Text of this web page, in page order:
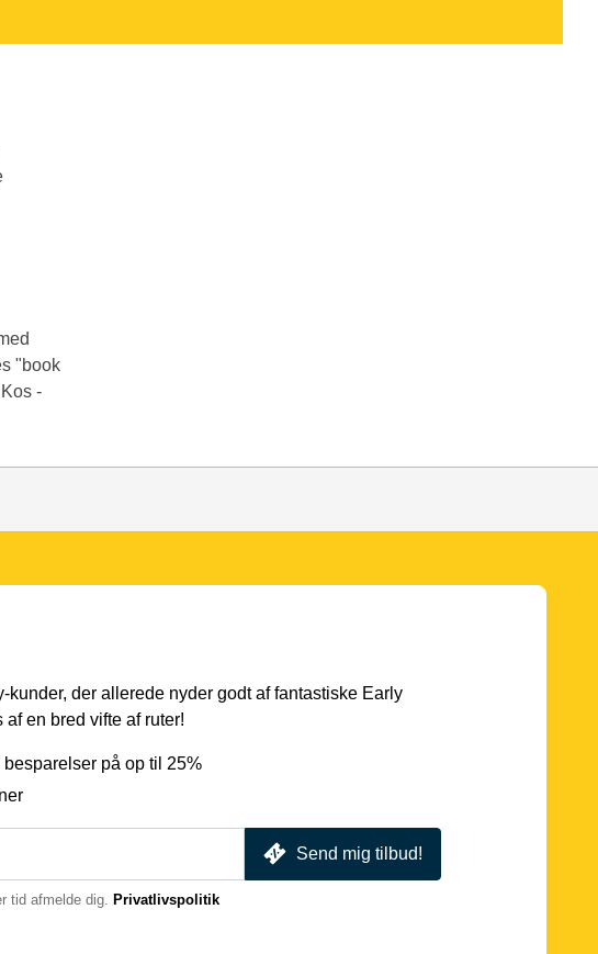
"book
-
der allerede nyder godt af fantastiske Early
en bred vifte af ruter!
på op til 25%
Send mig tilbud!
tid afmelde dig. Privatlivspolitik